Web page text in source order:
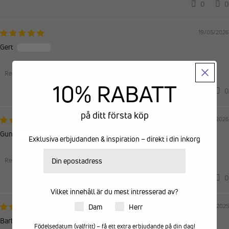
0 0
19/05/2026
Gert
Recensioner samlade via butiksinvitation
0
08/04/2026
Gun
Recensioner samlade via butiksinvitation
0
28/07/2025
Barbro
10% RABATT
på ditt första köp
Exklusiva erbjudanden & inspiration – direkt i din inkorg
Vilket innehåll är du mest intresserad av?
Produkter för dam eller herr
Dam Herr
Födelsedatum (valfritt) – få ett extra erbjudande på din dag!